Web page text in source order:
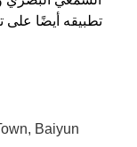
تطبيقه أيضًا على
Baiyun